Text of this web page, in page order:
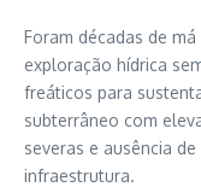
Foram décadas de
exploração hídrica
freáticos para
subterrâneo com
severas e ausência
infraestrutura.